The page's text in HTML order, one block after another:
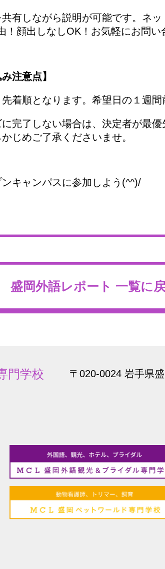
有しながら説明が可能です。ネ
顔出しなしOK！お気軽にお問い
注意点】
着順となります。希望日の１週間
完了しない場合は、決定者が最
じめご了承くださいませ。
キャンパスに参加しよう(^^)/
盛岡外語レポート 一覧に
門学校 〒020-0024 岩手県